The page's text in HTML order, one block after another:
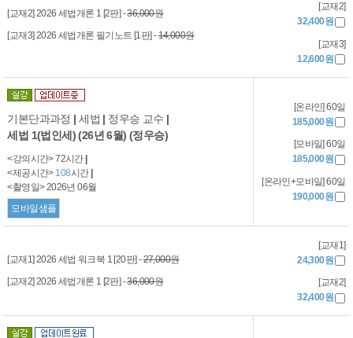
[교재2] 2026 세법개론 1 [2판] -36,000원
[교재3] 2026 세법개론 필기노트 [1판] -14,000원
[교재2]
32,400원
[교재3]
12,600원
기본단과과정 | 세법 | 정우승 교수 |
세법 1(법인세) (26년 6월) (정우승)
<강의시간> 72시간
<제공시간> 108시간
<촬영일> 2026년 06월
모바일샘플
[온라인] 60일
185,000원
[모바일] 60일
185,000원
[온라인+모바일] 60일
190,000원
[교재1] 2026 세법 워크북 1 [20판] -27,000원
[교재2] 2026 세법개론 1 [2판] -36,000원
[교재1]
24,300원
[교재2]
32,400원